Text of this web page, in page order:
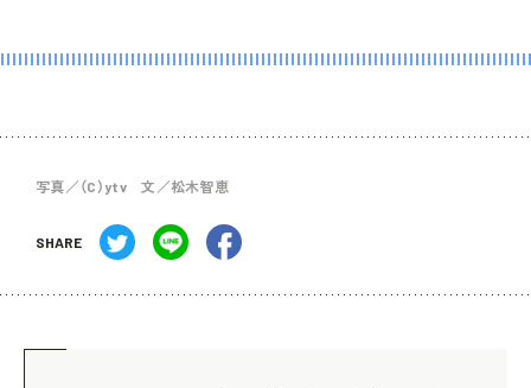
写真／（C）ytv 文／松木智恵
SHARE